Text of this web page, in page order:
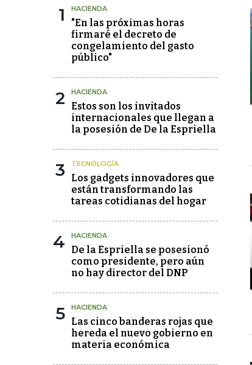
1 HACIENDA
"En las próximas horas
firmaré el decreto de
congelamiento del gasto
público"
2 HACIENDA
Estos son los invitados
internacionales que llegan a
la posesión de De la Espriella
3 TECNOLOGÍA
Los gadgets innovadores que
están transformando las
tareas cotidianas del hogar
4 HACIENDA
De la Espriella se posesionó
como presidente, pero aún
no hay director del DNP
5 HACIENDA
Las cinco banderas rojas que
hereda el nuevo gobierno en
materia económica